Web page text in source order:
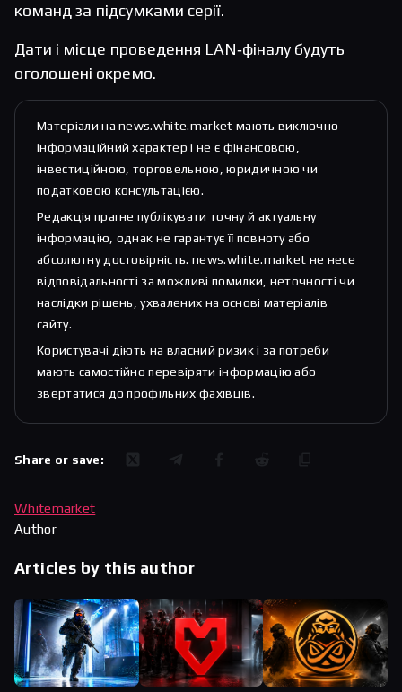
команд за підсумками серії.
Дати і місце проведення LAN‑фіналу будуть
оголошені окремо.
Матеріали на news.white.market мають виключно
інформаційний характер і не є фінансовою,
інвестиційною, торговельною, юридичною чи
податковою консультацією.
Редакція прагне публікувати точну й актуальну
інформацію, однак не гарантує її повноту або
абсолютну достовірність. news.white.market не несе
відповідальності за можливі помилки, неточності чи
наслідки рішень, ухвалених на основі матеріалів
сайту.
Користувачі діють на власний ризик і за потреби
мають самостійно перевіряти інформацію або
звертатися до профільних фахівців.
Share or save:
Whitemarket
Author
Articles by this author